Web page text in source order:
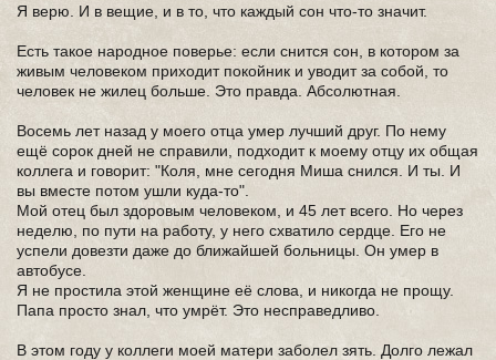
Я верю. И в вещие, и в то, что каждый сон что-то значит.
Есть такое народное поверье: если снится сон, в котором за
живым человеком приходит покойник и уводит за собой, то
человек не жилец больше. Это правда. Абсолютная.
Восемь лет назад у моего отца умер лучший друг. По нему
ещё сорок дней не справили, подходит к моему отцу их общая
коллега и говорит: "Коля, мне сегодня Миша снился. И ты. И
вы вместе потом ушли куда-то".
Мой отец был здоровым человеком, и 45 лет всего. Но через
неделю, по пути на работу, у него схватило сердце. Его не
успели довезти даже до ближайшей больницы. Он умер в
автобусе.
Я не простила этой женщине её слова, и никогда не прощу.
Папа просто знал, что умрёт. Это несправедливо.
В этом году у коллеги моей матери заболел зять. Долго лежал